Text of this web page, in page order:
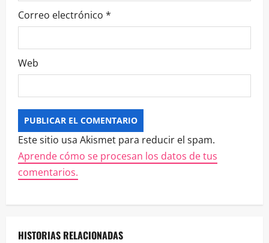
Correo electrónico *
Web
Este sitio usa Akismet para reducir el spam.
Aprende cómo se procesan los datos de tus
comentarios.
HISTORIAS RELACIONADAS